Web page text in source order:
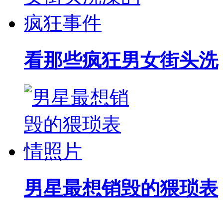
看那些疯狂男女街头洗
男星最想销毁的猥琐表